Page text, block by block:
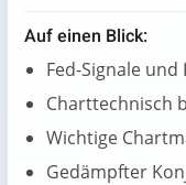
Auf einen Blick:
Fed-Signale
Charttechnisch
Wichtige
Gedämpfter